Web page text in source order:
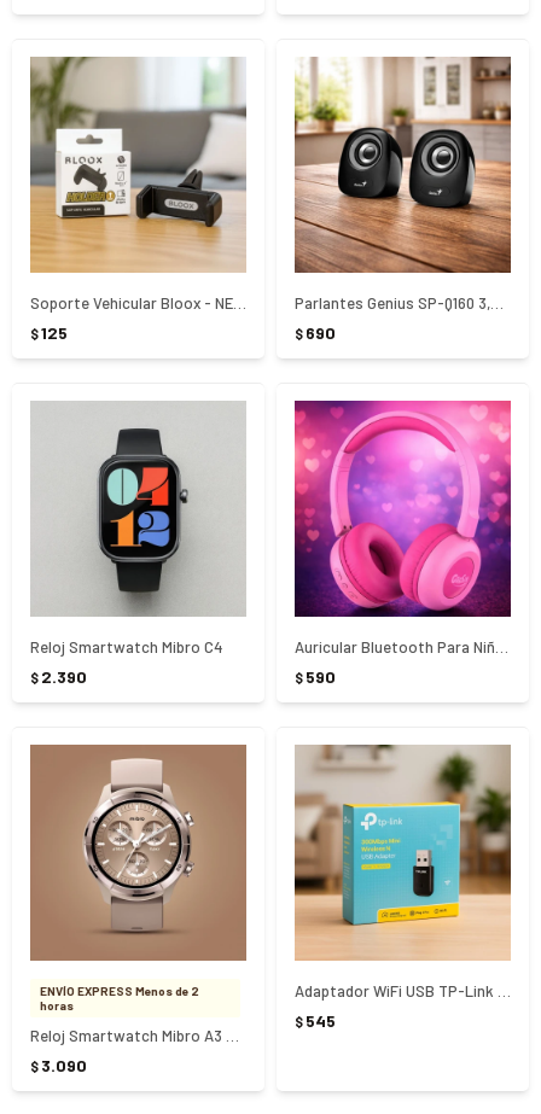
$125 $ 690
Reloj Smartwatch Mibro C4
$ 2.390 $ 590
ENVÍO EXPRESS Menos de 2
horas
$ 3.090
$ 545